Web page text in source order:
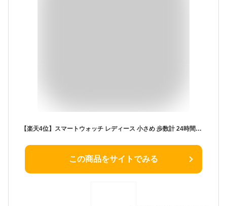
【楽天4位】スマートウォッチ レディース 小さめ 歩数計 24時間健康管理 目覚まし時計 iPhone対応 android 心拍計 血中酸素 LINE通知 レディーススマートウォッチ 女性 消費カロリー 睡眠モニター 家族健康管理 IP67防水 着信通知 座りすぎ注意 C60
この商品をサイトでみる